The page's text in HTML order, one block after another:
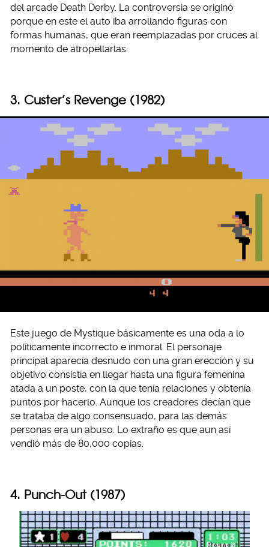
del arcade Death Derby. La controversia se originó
porque en este el auto iba arrollando figuras con
formas humanas, que eran reemplazadas por cruces al
momento de atropellarlas.
3. Custer’s Revenge (1982)
Este juego de Mystique básicamente es una oda a lo
políticamente incorrecto e inmoral. El personaje
principal aparecía desnudo con una gran erección y su
objetivo consistía en llegar hasta una figura femenina
atada a un poste, con la que tenía relaciones y obtenía
puntos por hacerlo. Aunque los creadores decían que
se trataba de algo consensuado, para las demás
personas era un abuso. Lo extraño es que aun así
vendió más de 80,000 copias.
4. Punch-Out (1987)